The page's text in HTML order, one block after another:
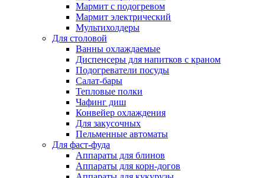
Мармит с подогревом
Мармит электрический
Мультихолдеры
Для столовой
Ванны охлаждаемые
Диспенсеры для напитков с краном
Подогреватели посуды
Салат-бары
Тепловые полки
Чафинг диш
Конвейер охлаждения
Для закусочных
Пельменные автоматы
Для фаст-фуда
Аппараты для блинов
Аппараты для корн-догов